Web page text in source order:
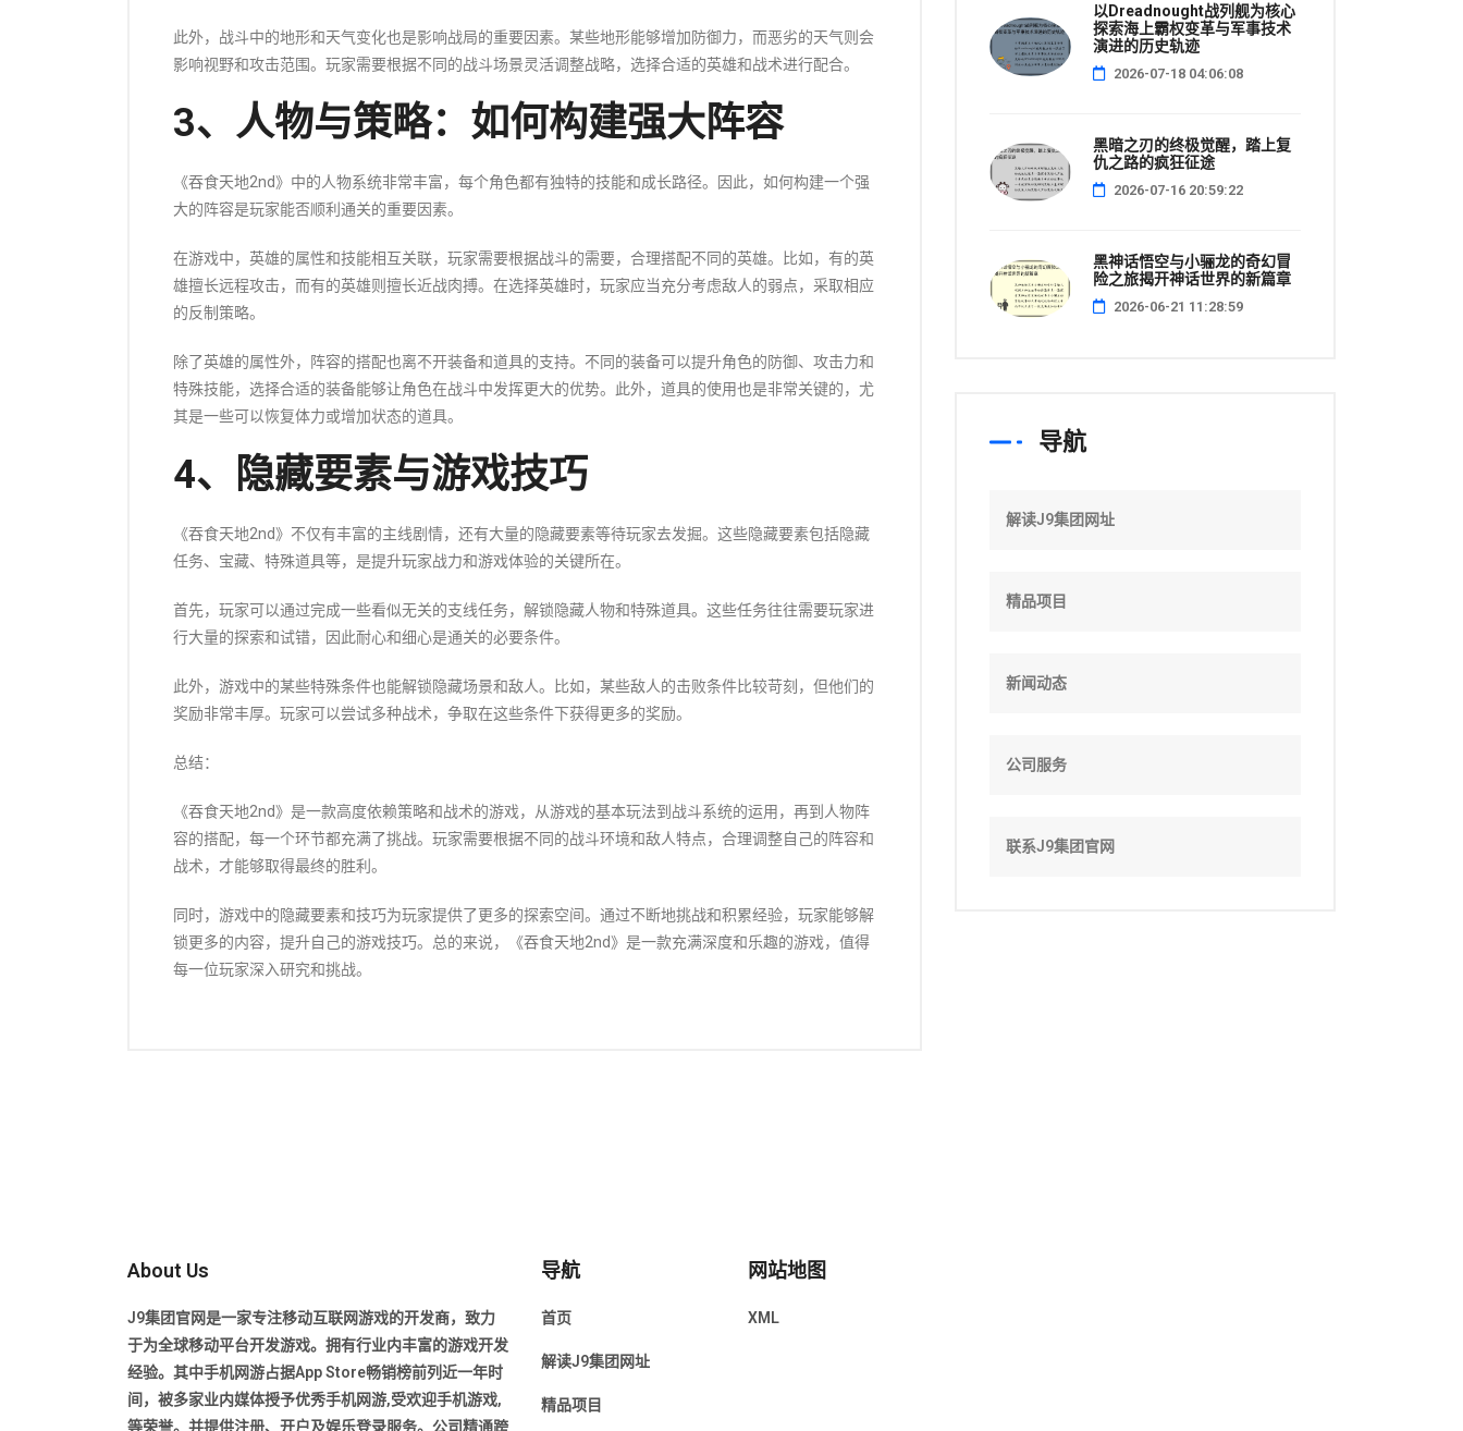
此外，战斗中的地形和天气变化也是影响战局的重要因素。某些地形能够增加防御力，而恶劣的天气则会
影响视野和攻击范围。玩家需要根据不同的战斗场景灵活调整战略，选择合适的英雄和战术进行配合。
3、人物与策略：如何构建强大阵容
《吞食天地2nd》中的人物系统非常丰富，每个角色都有独特的技能和成长路径。因此，如何构建一个强
大的阵容是玩家能否顺利通关的重要因素。
在游戏中，英雄的属性和技能相互关联，玩家需要根据战斗的需要，合理搭配不同的英雄。比如，有的英
雄擅长远程攻击，而有的英雄则擅长近战肉搏。在选择英雄时，玩家应当充分考虑敌人的弱点，采取相应
的反制策略。
除了英雄的属性外，阵容的搭配也离不开装备和道具的支持。不同的装备可以提升角色的防御、攻击力和
特殊技能，选择合适的装备能够让角色在战斗中发挥更大的优势。此外，道具的使用也是非常关键的，尤
其是一些可以恢复体力或增加状态的道具。
4、隐藏要素与游戏技巧
《吞食天地2nd》不仅有丰富的主线剧情，还有大量的隐藏要素等待玩家去发掘。这些隐藏要素包括隐藏
任务、宝藏、特殊道具等，是提升玩家战力和游戏体验的关键所在。
首先，玩家可以通过完成一些看似无关的支线任务，解锁隐藏人物和特殊道具。这些任务往往需要玩家进
行大量的探索和试错，因此耐心和细心是通关的必要条件。
此外，游戏中的某些特殊条件也能解锁隐藏场景和敌人。比如，某些敌人的击败条件比较苛刻，但他们的
奖励非常丰厚。玩家可以尝试多种战术，争取在这些条件下获得更多的奖励。
总结：
《吞食天地2nd》是一款高度依赖策略和战术的游戏，从游戏的基本玩法到战斗系统的运用，再到人物阵
容的搭配，每一个环节都充满了挑战。玩家需要根据不同的战斗环境和敌人特点，合理调整自己的阵容和
战术，才能够取得最终的胜利。
同时，游戏中的隐藏要素和技巧为玩家提供了更多的探索空间。通过不断地挑战和积累经验，玩家能够解
锁更多的内容，提升自己的游戏技巧。总的来说，《吞食天地2nd》是一款充满深度和乐趣的游戏，值得
每一位玩家深入研究和挑战。
以Dreadnought战列舰为核心
探索海上霸权变革与军事技术
演进的历史轨迹
2026-07-18 04:06:08
黑暗之刃的终极觉醒，踏上复
仇之路的疯狂征途
2026-07-16 20:59:22
黑神话悟空与小骊龙的奇幻冒
险之旅揭开神话世界的新篇章
2026-06-21 11:28:59
导航
解读J9集团网址
精品项目
新闻动态
公司服务
联系J9集团官网
About Us
J9集团官网是一家专注移动互联网游戏的开发商，致力
于为全球移动平台开发游戏。拥有行业内丰富的游戏开发
经验。其中手机网游占据App Store畅销榜前列近一年时
间，被多家业内媒体授予优秀手机网游,受欢迎手机游戏,
等荣誉。并提供注册、开户及娱乐登录服务。公司精通跨
导航
首页
解读J9集团网址
精品项目
网站地图
XML